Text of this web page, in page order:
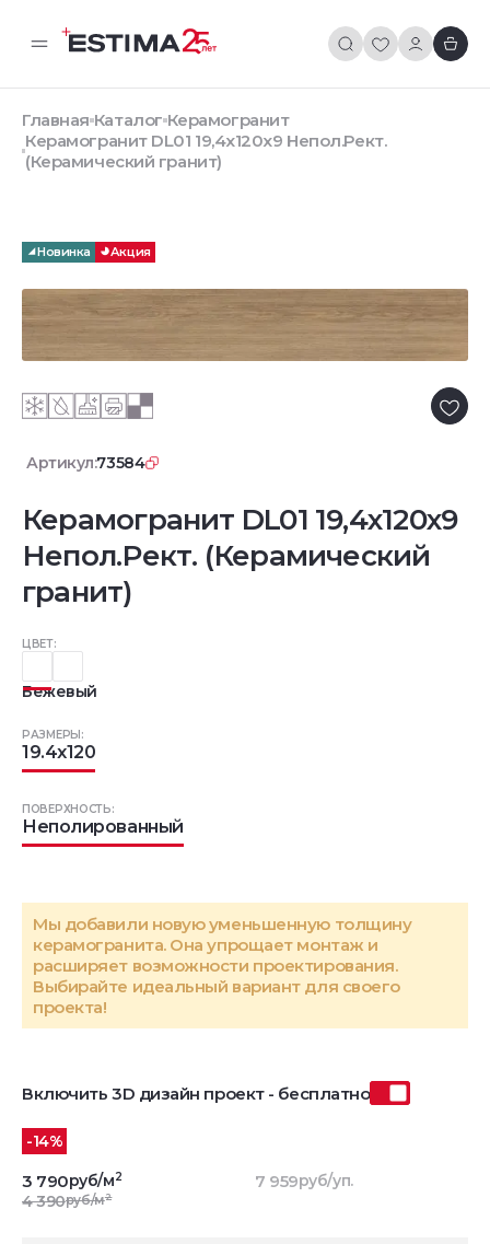
Главная Каталог Керамогранит
Керамогранит DL01 19,4х120х9 Непол.Рект.
(Керамический гранит)
Новинка Акция
Артикул:73584
Керамогранит DL01 19,4х120х9
Непол.Рект. (Керамический
гранит)
ЦВЕТ:
Бежевый
РАЗМЕРЫ:
19.4x120
ПОВЕРХНОСТЬ:
Неполированный
Мы добавили новую уменьшенную толщину
керамогранита. Она упрощает монтаж и
расширяет возможности проектирования.
Выбирайте идеальный вариант для своего
проекта!
Включить 3D дизайн проект - бесплатно
-14%
3 790руб/м2
4 390руб/м2
7 959руб/уп.